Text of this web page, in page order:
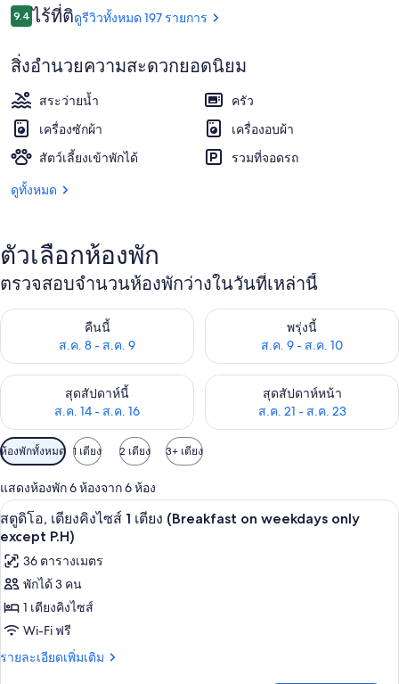
พาร์
นท์
สิงคโปร์
ออร์
บริเวณนั่งเล่นที่ล็อบบี้
รีวิว
9.49.4 จาก 10
ไร้ที่ติดูรีวิวทั้งหมด 197 รายการ
สิ่งอำนวยความสะดวกยอดนิยม
สระว่ายน้ำ
ครัว
เครื่องซักผ้า
เครื่องอบผ้า
สัตว์เลี้ยงเข้าพักได้
รวมที่จอดรถ
ดูทั้งหมด
ตัวเลือกห้องพัก
ตรวจสอบจำนวนห้องพักว่างในวันที่เหล่านี้
คืนนี้
ส.ค. 8 - ส.ค. 9
ตรวจสอบจำนวนห้องพักว่างในคืนนี้ ส.ค. 8 - ส.ค. 9พรุ่งนี้
ส.ค. 9 - ส.ค. 10
ตรวจสอบจำนวนห้องพักว่างใน
สุดสัปดาห์นี้
ส.ค. 14 - ส.ค. 16
ตรวจสอบจำนวนห้องพักว่างในสุดสัปดาห์นี้ ส.ค. 14 - ส.ค. 16
สุดสัปดาห์หน้า
ส.ค. 21 - ส.ค. 23
ตรวจสอบจำนวนห้องพักว่างใน
ตัว
กรอง
ที่
มี
ให้
สำหรับ
ห้อง
พัก
ห้องพักทั้งหมด 1 เตียง 2 เตียง 3+ เตียง
แสดงห้องพัก 6 ห้องจาก 6 ห้อง
เปิด
ภาพถ่าย
ทั้งหมด
ของ
สตู
ดิโอ,
เตียง
ตู้นิรภัยในห้องพัก, เตารีด/โต๊ะรีดผ้า,
5
สตูดิโอ, เตียงคิงไซส์ 1 เตียง (Breakfast on weekdays only
except P.H)
36 ตารางเมตร
พักได้ 3 คน
1 เตียงคิงไซส์
Wi-Fi ฟรี
รายละเอียดเพิ่มเติม
ราย